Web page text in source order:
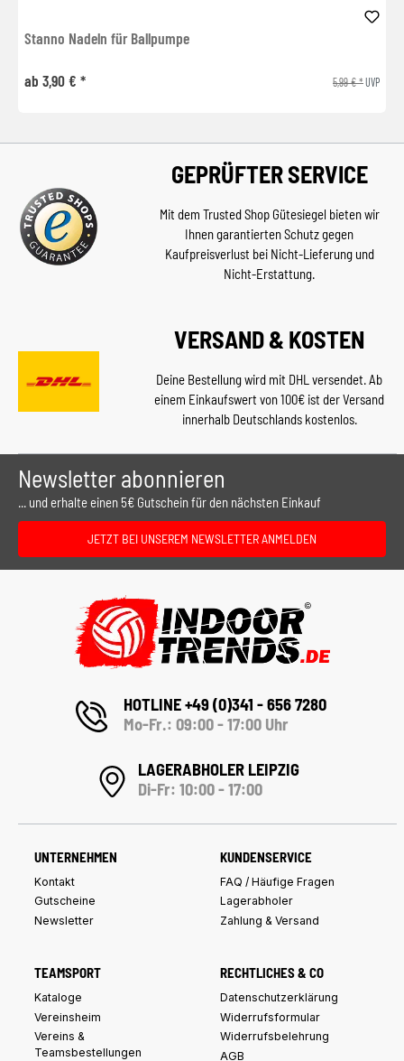
Stanno Nadeln für Ballpumpe
ab 3,90 € * 5,99 € *UVP
GEPRÜFTER SERVICE
Mit dem Trusted Shop Gütesiegel bieten wir
Ihnen garantierten Schutz gegen
Kaufpreisverlust bei Nicht-Lieferung und
Nicht-Erstattung.
VERSAND & KOSTEN
Deine Bestellung wird mit DHL versendet. Ab
einem Einkaufswert von 100€ ist der Versand
innerhalb Deutschlands kostenlos.
Newsletter abonnieren
... und erhalte einen 5€ Gutschein für den nächsten Einkauf
JETZT BEI UNSEREM NEWSLETTER ANMELDEN
HOTLINE +49 (0)341 - 656 7280
Mo-Fr.: 09:00 - 17:00 Uhr
LAGERABHOLER LEIPZIG
Di-Fr: 10:00 - 17:00
UNTERNEHMEN
Kontakt
Gutscheine
Newsletter
KUNDENSERVICE
FAQ / Häufige Fragen
Lagerabholer
Zahlung & Versand
TEAMSPORT
Kataloge
Vereinsheim
Vereins &
Teamsbestellungen
RECHTLICHES & CO
Datenschutzerklärung
Widerrufsformular
Widerrufsbelehrung
AGB